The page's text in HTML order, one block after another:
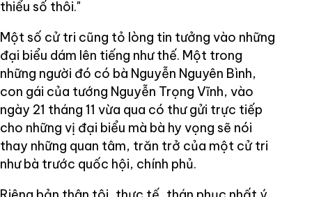
thiểu số thôi."
Một số cử tri cũng tỏ lòng tin tưởng vào những
đại biểu dám lên tiếng như thế. Một trong
những người đó có bà Nguyễn Nguyên Bình,
con gái của tướng Nguyễn Trọng Vĩnh, vào
ngày 21 tháng 11 vừa qua có thư gửi trực tiếp
cho những vị đại biểu mà bà hy vọng sẽ nói
thay những quan tâm, trăn trở của một cử tri
như bà trước quốc hội, chính phủ.